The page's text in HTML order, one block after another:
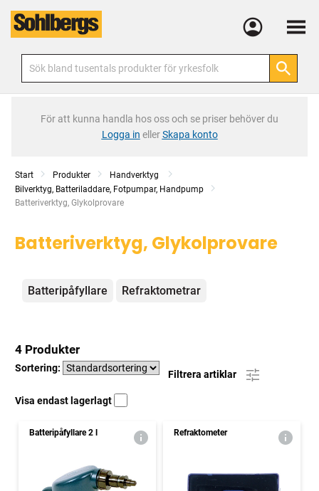
Meny
För att kunna handla hos oss och se priser behöver du
Logga in ellerSkapa konto
Start Produkter
Handverktyg
Bilverktyg, Batteriladdare, Fotpumpar, Handpump
Current:
Batteriverktyg, Glykolprovare
Batteriverktyg, Glykolprovare
Kategorier
Batteripåfyllare Refraktometrar
4 Produkter
Sortering:
Filtrera artiklar
Visa endast lagerlagt
Batteripåfyllare 2 l Refraktometer